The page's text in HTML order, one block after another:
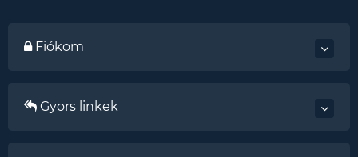
Fiókom
Gyors linkek